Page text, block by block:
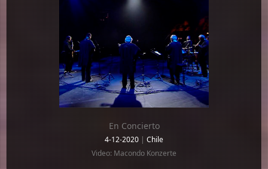
En Concierto
4-12-2020|Chile
Video: Macondo Konzerte